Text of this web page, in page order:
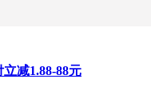
减1.88-88元